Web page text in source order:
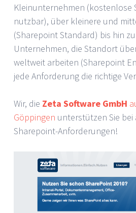
Kleinunternehmen (kostenlose
nutzbar), über kleinere und
(Sharepoint Standard) bis hin
Unternehmen, die Standort
weltweit arbeiten (Sharepoint
jede Anforderung die richtige
Wir, die Zeta Software GmbH
Göppingen unterstützen Sie
Sharepoint-Anforderungen!